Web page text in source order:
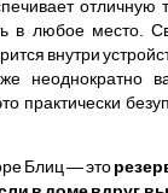
в любое место.
внутри
неоднократно
практически
Блиц — это